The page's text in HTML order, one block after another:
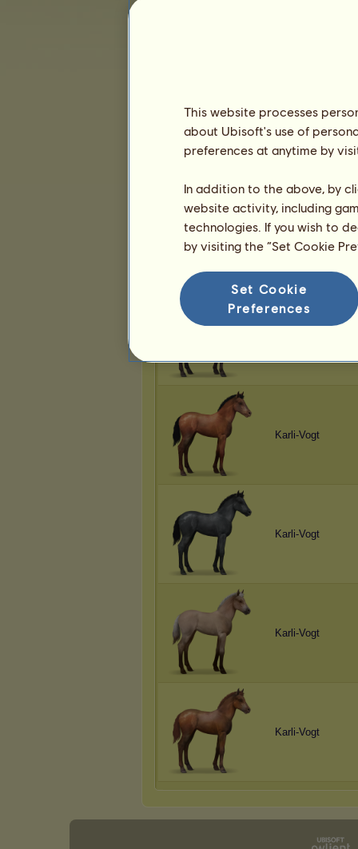
Karli-Vogt
Karli-Vogt
Karli-Vogt
Karli-Vogt
Karli-Vogt
Karli-Vogt
This website processes
about Ubisoft's use of
preferences at anytime by
In addition to the above, by
website activity, including
technologies. If you wish to
by visiting the “Set Cookie
Set Cookie
Preferences